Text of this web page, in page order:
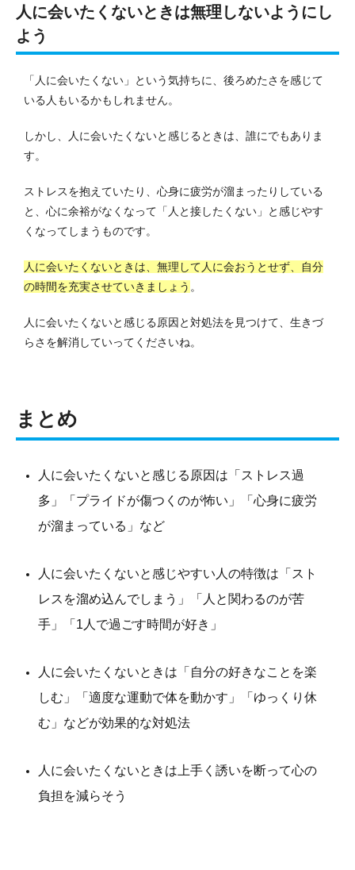
人に会いたくないときは無理しないようにし
よう
「人に会いたくない」という気持ちに、後ろめたさを感じて
いる人もいるかもしれません。
しかし、人に会いたくないと感じるときは、誰にでもありま
す。
ストレスを抱えていたり、心身に疲労が溜まったりしている
と、心に余裕がなくなって「人と接したくない」と感じやす
くなってしまうものです。
人に会いたくないときは、無理して人に会おうとせず、自分
の時間を充実させていきましょう 。
人に会いたくないと感じる原因と対処法を見つけて、生きづ
らさを解消していってくださいね。
まとめ
人に会いたくないと感じる原因は「ストレス過
多」「プライドが傷つくのが怖い」「心身に疲労
が溜まっている」など
人に会いたくないと感じやすい人の特徴は「スト
レスを溜め込んでしまう」「人と関わるのが苦
手」「1人で過ごす時間が好き」
人に会いたくないときは「自分の好きなことを楽
しむ」「適度な運動で体を動かす」「ゆっくり休
む」などが効果的な対処法
人に会いたくないときは上手く誘いを断って心の
負担を減らそう